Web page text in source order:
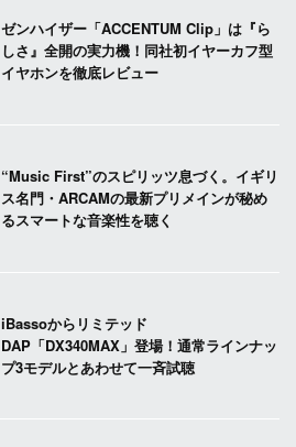
ゼンハイザー「ACCENTUM Clip」は『ら
しさ』全開の実力機！同社初イヤーカフ型
イヤホンを徹底レビュー
“Music First”のスピリッツ息づく。イギリ
ス名門・ARCAMの最新プリメインが秘め
るスマートな音楽性を聴く
iBassoからリミテッド
DAP「DX340MAX」登場！通常ラインナッ
プ3モデルとあわせて一斉試聴